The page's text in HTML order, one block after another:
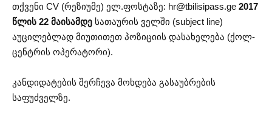
თქვენი CV (რეზიუმე) ელ.ფოსტაზე: hr@tbilisipass.ge 2017
წლის 22 მაისამდე სათაურის ველში (subject line)
აუცილებლად მიუთითეთ პოზიციის დასახელება (ქოლ-
ცენტრის ოპერატორი).
კანდიდატების შერჩევა მოხდება გასაუბრების
საფუძველზე.